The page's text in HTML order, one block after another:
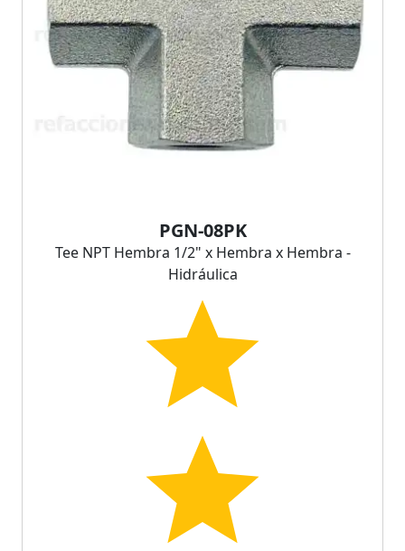
PGN-08PK
Tee NPT Hembra 1/2" x Hembra x Hembra -
Hidráulica